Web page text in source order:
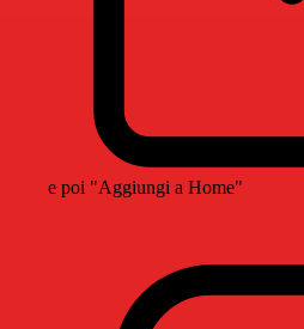
e poi "Aggiungi a Home"